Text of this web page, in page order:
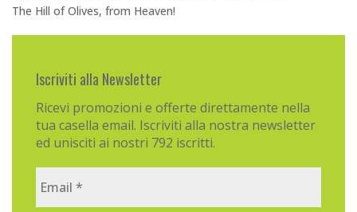
The Hill of Olives, from Heaven!
Iscriviti alla Newsletter
Ricevi promozioni e offerte direttamente nella
tua casella email. Iscriviti alla nostra newsletter
ed unisciti ai nostri 792 iscritti.